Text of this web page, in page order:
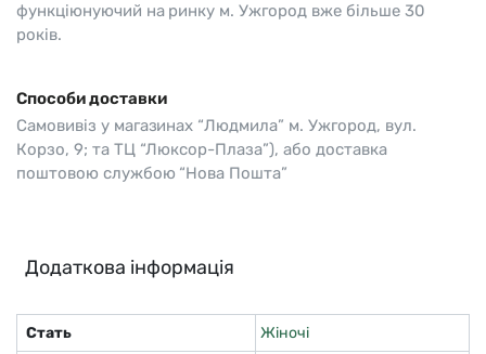
функціюнуючий на ринку м. Ужгород вже більше 30
років.
Способи доставки
Самовивіз у магазинах “Людмила” м. Ужгород, вул.
Корзо, 9; та ТЦ “Люксор-Плаза”), або доставка
поштовою службою “Нова Пошта”
Додаткова інформація
Стать
Жіночі